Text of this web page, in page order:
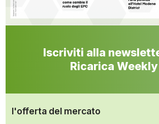
Iscriviti alla
Ricarica Weekly
l'offerta del mercato